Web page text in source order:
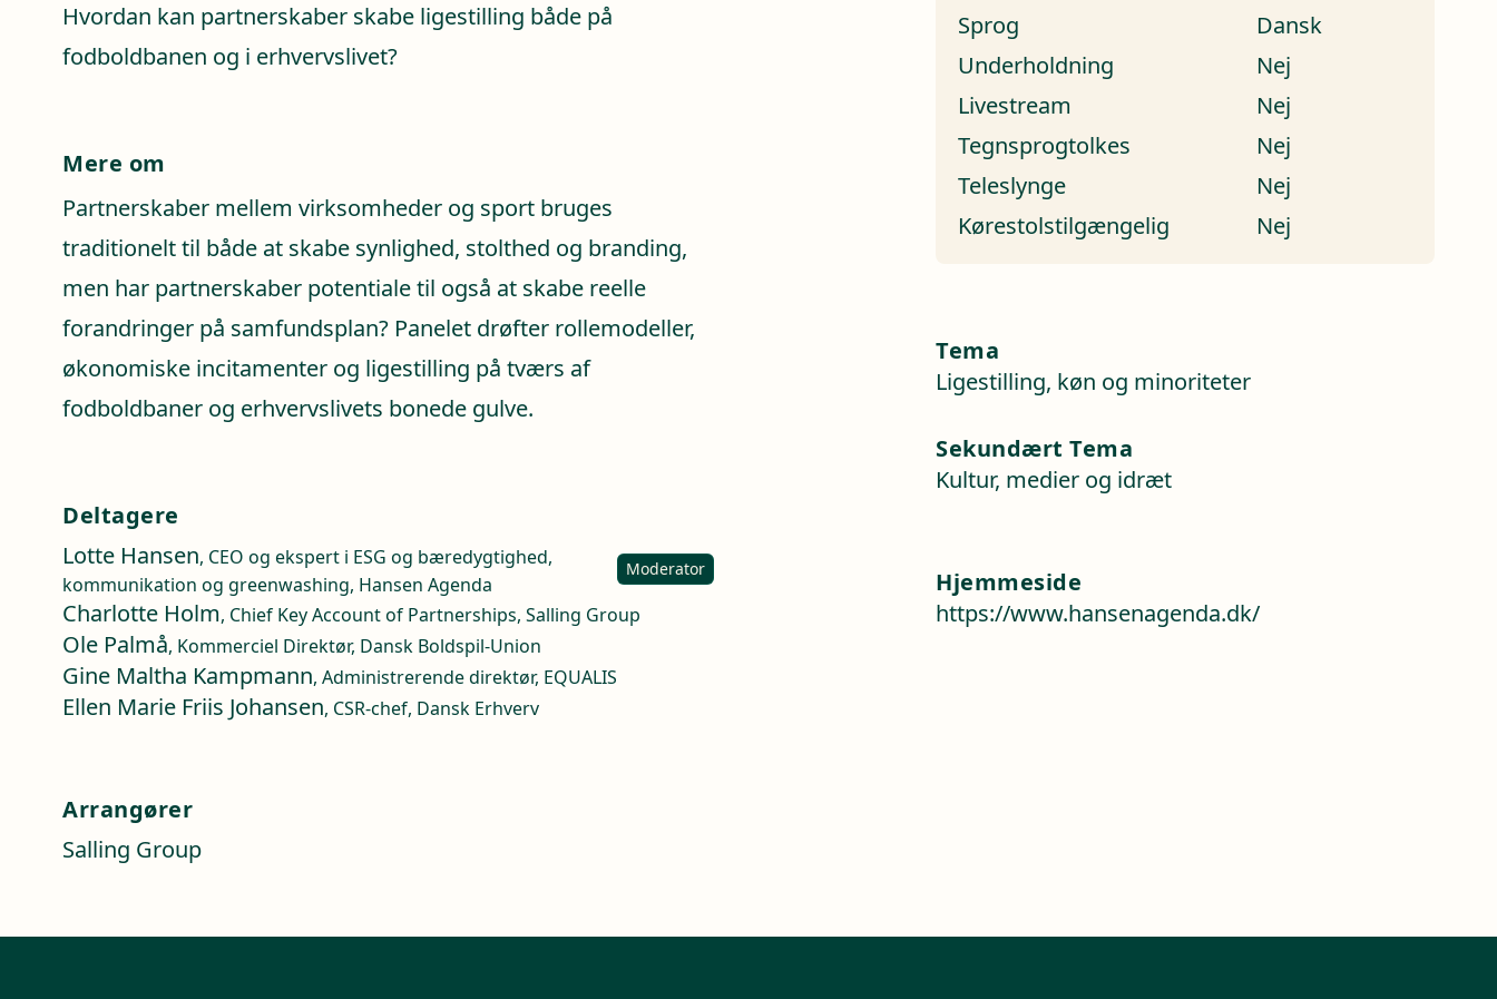
Hvordan kan partnerskaber skabe ligestilling både på
fodboldbanen og i erhvervslivet?
Mere om
Partnerskaber mellem virksomheder og sport bruges
traditionelt til både at skabe synlighed, stolthed og branding,
men har partnerskaber potentiale til også at skabe reelle
forandringer på samfundsplan? Panelet drøfter rollemodeller,
økonomiske incitamenter og ligestilling på tværs af
fodboldbaner og erhvervslivets bonede gulve.
Deltagere
Lotte Hansen, CEO og ekspert i ESG og bæredygtighed,
kommunikation og greenwashing, Hansen Agenda
Moderator
Charlotte Holm, Chief Key Account of Partnerships, Salling Group
Ole Palmå, Kommerciel Direktør, Dansk Boldspil-Union
Gine Maltha Kampmann, Administrerende direktør, EQUALIS
Ellen Marie Friis Johansen, CSR-chef, Dansk Erhverv
Arrangører
Salling Group
Sprog
Dansk
Underholdning
Nej
Livestream
Nej
Tegnsprogtolkes
Nej
Teleslynge
Nej
Kørestolstilgængelig
Nej
Tema
Ligestilling, køn og minoriteter
Sekundært Tema
Kultur, medier og idræt
Hjemmeside
https://www.hansenagenda.dk/